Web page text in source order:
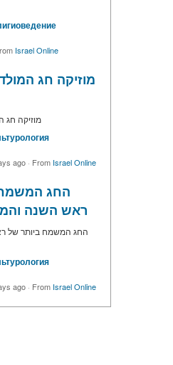
Israel Online
מוזיקה חג
מוזיקה חג
ago · From Israel Online
החג
ראש השנה
החג המשמח ביותר של
ago · From Israel Online